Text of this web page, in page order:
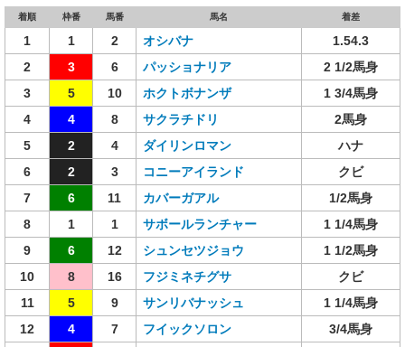
着順 枠番 馬番 馬名 着差
1 1 2 オシバナ
1.54.3
2
3 6 パッショナリア
2 1/2馬身
3
5 10 ホクトボナンザ
1 3/4馬身
4
4 8 サクラチドリ
2馬身
5
2 4 ダイリンロマン
ハナ
6
2 3 コニーアイランド
クビ
7
6 11 カバーガアル
1/2馬身
8
1 1 サボールランチャー
1 1/4馬身
9
6 12 シュンセツジョウ
1 1/2馬身
10
8 16 フジミネチグサ
クビ
11
5 9 サンリバナッシュ
1 1/4馬身
12
4 7 フイックソロン
3/4馬身